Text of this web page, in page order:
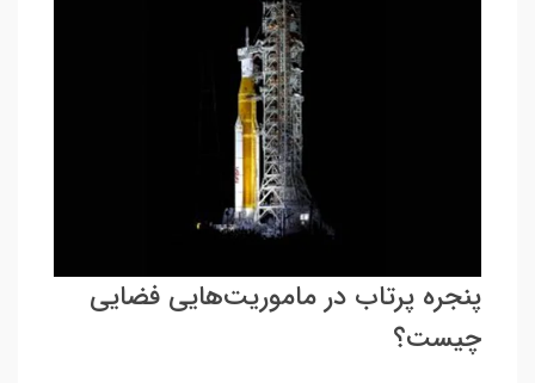
پنجره‌ پرتاب در ماموریت‌هایی فضایی
چیست؟